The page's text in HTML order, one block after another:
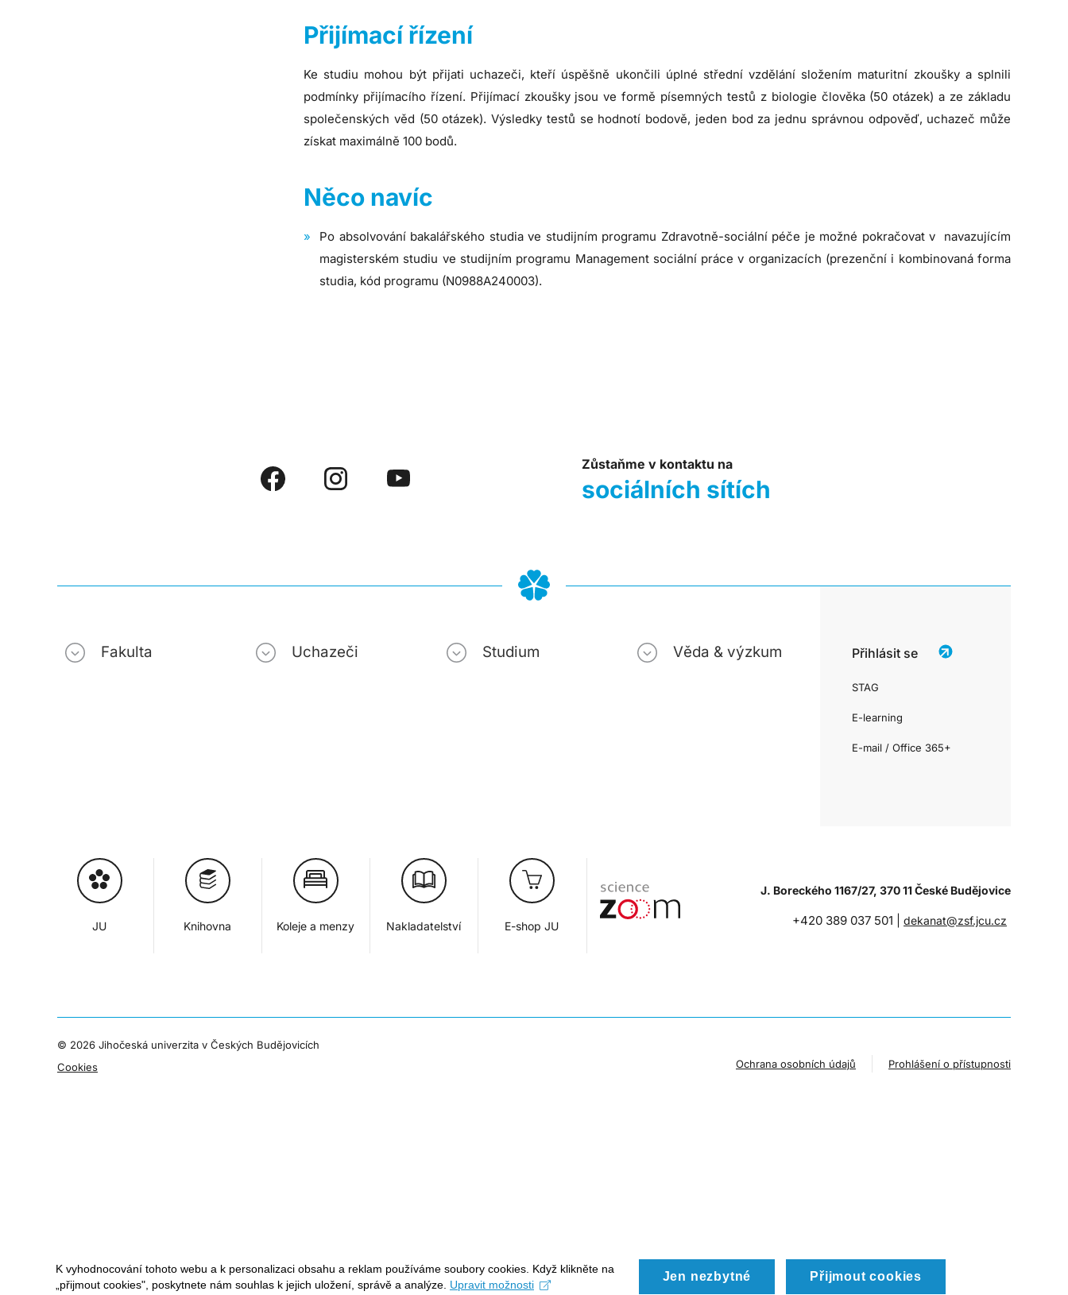
Přijímací řízení
Ke studiu mohou být přijati uchazeči, kteří úspěšně ukončili úplné střední vzdělání složením maturitní zkoušky a splnili
podmínky přijímacího řízení. Přijímací zkoušky jsou ve formě písemných testů z biologie člověka (50 otázek) a ze základu
společenských věd (50 otázek). Výsledky testů se hodnotí bodově, jeden bod za jednu správnou odpověď, uchazeč může
získat maximálně 100 bodů.
Něco navíc
Po absolvování bakalářského studia ve studijním programu Zdravotně-sociální péče je možné pokračovat v navazujícím
magisterském studiu ve studijním programu Management sociální práce v organizacích (prezenční i kombinovaná forma
studia, kód programu (N0988A240003).
Zůstaňme v kontaktu na
sociálních sítích
Fakulta Uchazeči Studium Věda & výzkum Přihlásit se
STAG
E-learning
E-mail / Office 365+
JU Knihovna Koleje a menzy Nakladatelství E-shop JU
J. Boreckého 1167/27, 370 11 České Budějovice
+420 389 037 501 |dekanat@zsf.jcu.cz
© 2026 Jihočeská univerzita v Českých Budějovicích
Cookies
Ochrana osobních údajů Prohlášení o přístupnosti
K vyhodnocování tohoto webu a k personalizaci obsahu a reklam používáme soubory cookies. Když klikněte na
„přijmout cookies", poskytnete nám souhlas k jejich uložení, správě a analýze. Upravit možnosti
Jen nezbytné Přijmout cookies